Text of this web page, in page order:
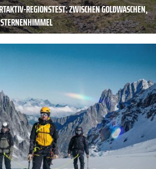
REGIONSTEST: ZWISCHEN GOLDWASCHEN,